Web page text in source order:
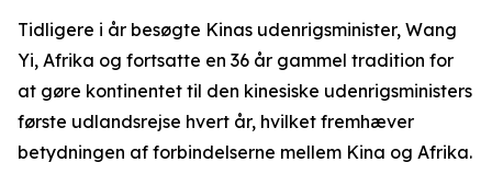
Tidligere i år besøgte Kinas udenrigsminister, Wang
Yi, Afrika og fortsatte en 36 år gammel tradition for
at gøre kontinentet til den kinesiske udenrigsministers
første udlandsrejse hvert år, hvilket fremhæver
betydningen af forbindelserne mellem Kina og Afrika.